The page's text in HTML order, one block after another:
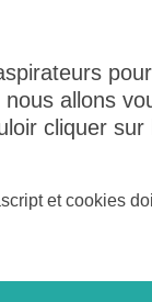
allons
cliquer
et cookies